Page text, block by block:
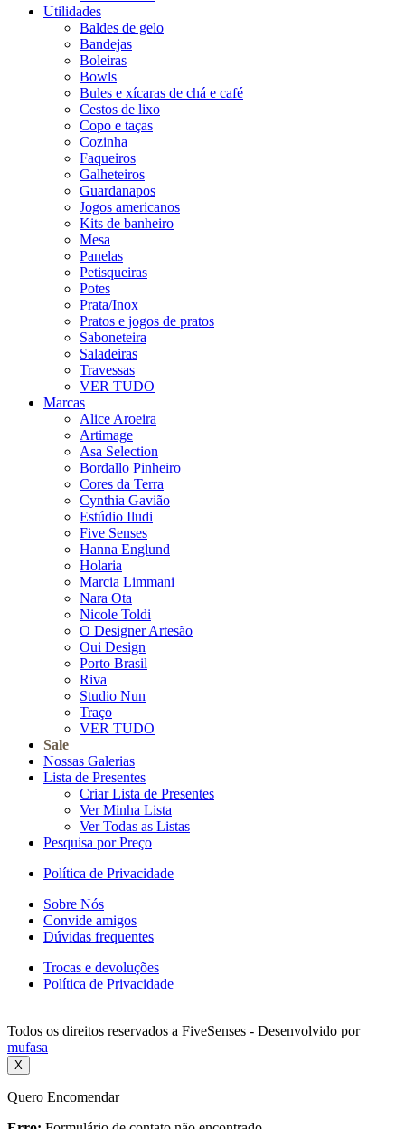
Utilidades
Baldes de gelo
Bandejas
Boleiras
Bowls
Bules e xícaras de chá e café
Cestos de lixo
Copo e taças
Cozinha
Faqueiros
Galheteiros
Guardanapos
Jogos americanos
Kits de banheiro
Mesa
Panelas
Petisqueiras
Potes
Prata/Inox
Pratos e jogos de pratos
Saboneteira
Saladeiras
Travessas
VER TUDO
Marcas
Alice Aroeira
Artimage
Asa Selection
Bordallo Pinheiro
Cores da Terra
Cynthia Gavião
Estúdio Iludi
Five Senses
Hanna Englund
Holaria
Marcia Limmani
Nara Ota
Nicole Toldi
O Designer Artesão
Oui Design
Porto Brasil
Riva
Studio Nun
Traço
VER TUDO
Sale
Nossas Galerias
Lista de Presentes
Criar Lista de Presentes
Ver Minha Lista
Ver Todas as Listas
Pesquisa por Preço
Política de Privacidade
Sobre Nós
Convide amigos
Dúvidas frequentes
Trocas e devoluções
Política de Privacidade
Todos os direitos reservados a FiveSenses - Desenvolvido por
mufasa
X
Quero Encomendar